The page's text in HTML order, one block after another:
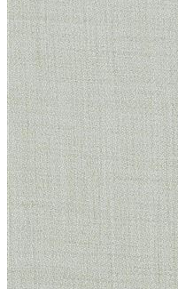
Литл Грин (Little
Палитра
Серые
Розовые
Зеленые
Синие
Фасадные краски
Краска Свис
Грунтовка
+
ФРЕСКИ +
ЛЕПНИНА
Ultrawood +
Структура